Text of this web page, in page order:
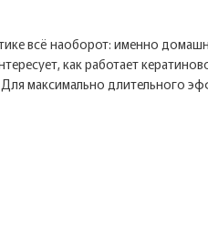
всё наоборот: именно
как работает
максимально длительного